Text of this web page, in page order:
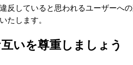
反していると思われるユーザーへ
たします。
いを尊重しましょう